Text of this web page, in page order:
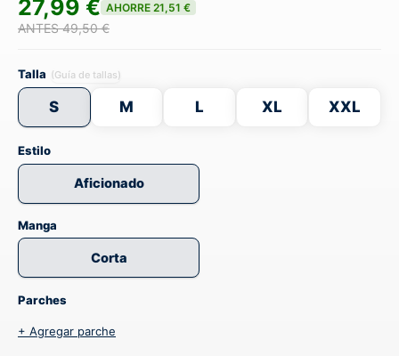
27,99 € AHORRE 21,51 €
ANTES 49,50 €
Talla (Guía de tallas)
S M L XL XXL
Estilo
Aficionado
Manga
Corta
Parches
+ Agregar parche